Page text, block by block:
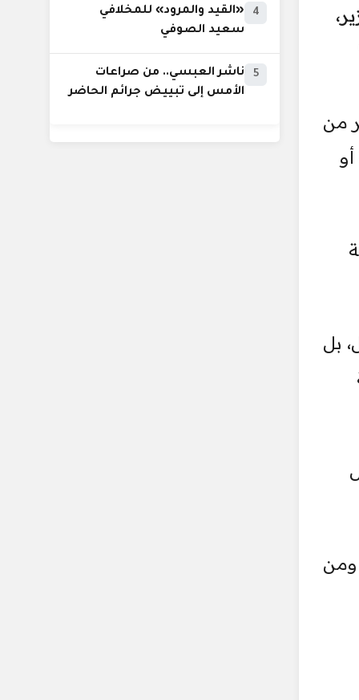
من
بل
ومن
4
«القيد والمرود» للمخلافي
سعيد الصوفي
5
ناشر العبسي.. من صراعات
الأمس إلى تبييض جرائم الحاضر